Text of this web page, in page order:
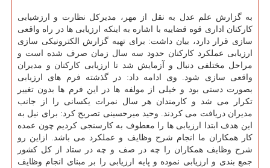
به گزارش علم عدل به نقل از مهر، مدیركل نظارت و ارزشیابی
كاركنان اداری قوه قضاییه با اشاره به اینكه ارزیابی ها در راه واقعی
سازی قرار دارد، بیان داشت: برای تهیه گزارش الكترونیكی سازی
ارزیابی عملكرد كاركنان حدود سه سال زمان صرف شده است و
مراحل مختلفی دنبال و آزمایش شد تا ارزیابی كاركنان و مدیران
واقعی سازی شود. وی ادامه داد: در گذشته فرم های ارزیابی
بصورت دستی بود و خیلی از مولفه ها در این فرم ها بدون تغییر
تكرار می شد و كارمندان هر سال نمرات یكسانی را از جانب
مدیران دریافت می كردند. وحید میرحسینی تصریح كرد: برای نیل به
این هدف ابتدا ارزیابی ها را معطوف به كارسنجی كردیم چون عمده
كار همكاران ما انجام شرح وظایف و عملكرد می باشد. ازاین رو
شرح وظایف همكاران را چه در صف و چه در ستاد از كل كشور
جمع بندی و ارزیابی نموده و پایه ارزیابی را بر مبنای انجام وظایف